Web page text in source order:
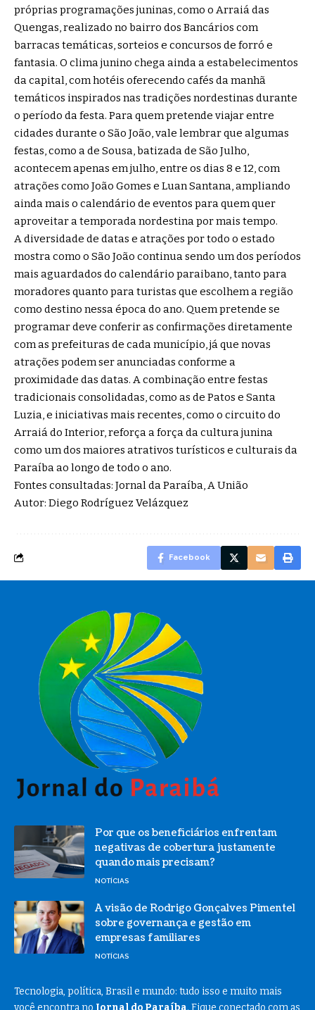
próprias programações juninas, como o Arraiá das
Quengas, realizado no bairro dos Bancários com
barracas temáticas, sorteios e concursos de forró e
fantasia. O clima junino chega ainda a estabelecimentos
da capital, com hotéis oferecendo cafés da manhã
temáticos inspirados nas tradições nordestinas durante
o período da festa. Para quem pretende viajar entre
cidades durante o São João, vale lembrar que algumas
festas, como a de Sousa, batizada de São Julho,
acontecem apenas em julho, entre os dias 8 e 12, com
atrações como João Gomes e Luan Santana, ampliando
ainda mais o calendário de eventos para quem quer
aproveitar a temporada nordestina por mais tempo.
A diversidade de datas e atrações por todo o estado
mostra como o São João continua sendo um dos períodos
mais aguardados do calendário paraibano, tanto para
moradores quanto para turistas que escolhem a região
como destino nessa época do ano. Quem pretende se
programar deve conferir as confirmações diretamente
com as prefeituras de cada município, já que novas
atrações podem ser anunciadas conforme a
proximidade das datas. A combinação entre festas
tradicionais consolidadas, como as de Patos e Santa
Luzia, e iniciativas mais recentes, como o circuito do
Arraiá do Interior, reforça a força da cultura junina
como um dos maiores atrativos turísticos e culturais da
Paraíba ao longo de todo o ano.
Fontes consultadas: Jornal da Paraíba,A União
Autor: Diego Rodríguez Velázquez
Facebook
Por que os beneficiários enfrentam
negativas de cobertura justamente
quando mais precisam?
NOTÍCIAS
A visão de Rodrigo Gonçalves Pimentel
sobre governança e gestão em
empresas familiares
NOTÍCIAS
Tecnologia, política, Brasil e mundo: tudo isso e muito mais